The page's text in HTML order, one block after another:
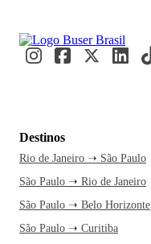
Destinos
Rio de Janeiro ➝ São Paulo
São Paulo ➝ Rio de Janeiro
São Paulo ➝ Belo Horizonte
São Paulo ➝ Curitiba